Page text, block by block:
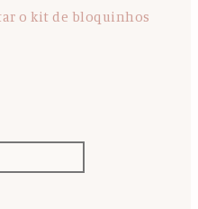
o kit de bloquinhos